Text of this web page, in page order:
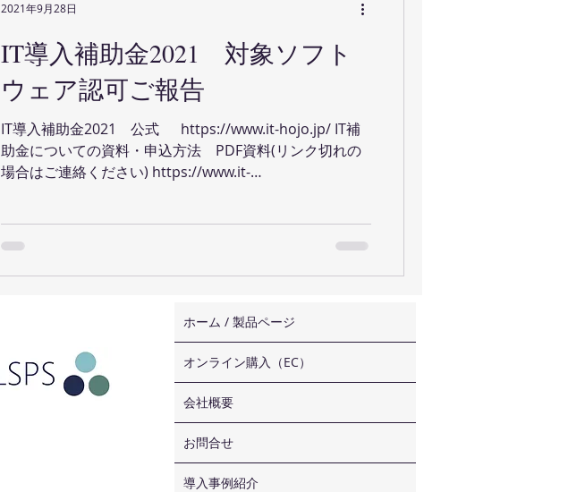
IT導入補助金2021 対象ソフト
ウェア認可ご報告
IT導入補助金2021 公式 https://www.it-hojo.jp/ IT補
助金についての資料・申込方法 PDF資料(リンク切れの
場合はご連絡ください) https://www.it-
2021年9月28日
ホーム / 製品ページ
オンライン購入（EC）
会社概要
お問合せ
導入事例紹介